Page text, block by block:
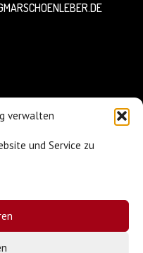
verwalten
und Service zu